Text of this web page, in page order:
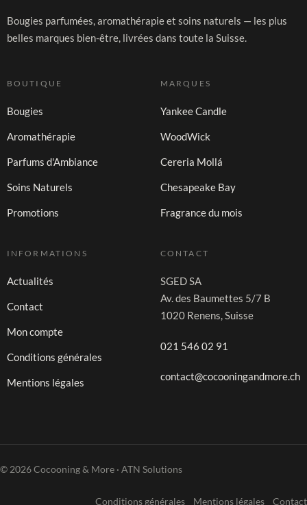
Bougies parfumées, aromathérapie et soins naturels — les plus
belles marques bien-être, livrées dans toute la Suisse.
BOUTIQUE
Bougies
Aromathérapie
Parfums d'Ambiance
Soins Naturels
Promotions
MARQUES
Yankee Candle
WoodWick
Cereria Mollá
Chesapeake Bay
Fragrance du mois
INFORMATIONS
Actualités
Contact
Mon compte
Conditions générales
Mentions légales
CONTACT
SGED SA
Av. des Baumettes 5/7 B
1020 Renens, Suisse
021 546 02 91
contact@cocooningandmore.ch
© 2026 Cocooning & More · ATN Solutions
Conditions générales Mentions légales Contact